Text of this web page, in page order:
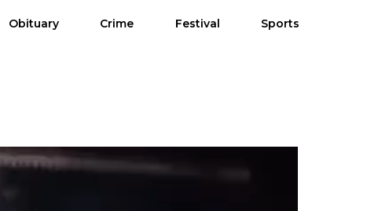
Obituary Crime Festival Sports